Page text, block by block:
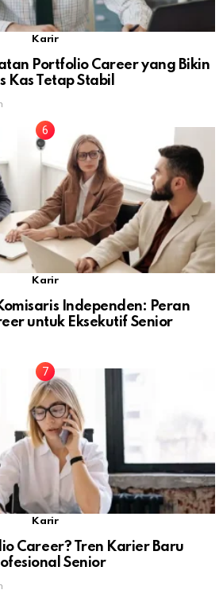
Karir
Portfolio Career yang Bikin
Kas Tetap Stabil
Karir
Independen: Peran
untuk Eksekutif Senior
Karir
Career? Tren Karier Baru
Senior